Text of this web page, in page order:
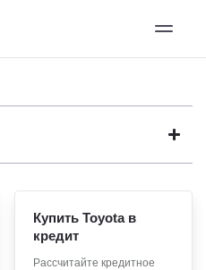
Купить Toyota в
кредит
Рассчитайте кредитное